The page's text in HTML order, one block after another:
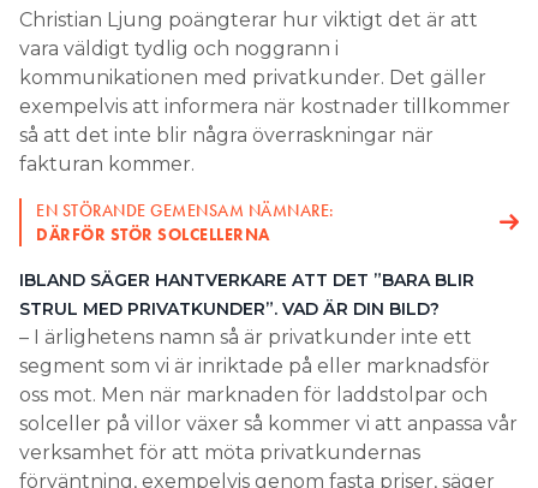
Christian Ljung poängterar hur viktigt det är att
vara väldigt tydlig och noggrann i
kommunikationen med privatkunder. Det gäller
exempelvis att informera när kostnader tillkommer
så att det inte blir några överraskningar när
fakturan kommer.
EN STÖRANDE GEMENSAM NÄMNARE:
DÄRFÖR STÖR SOLCELLERNA
IBLAND SÄGER HANTVERKARE ATT DET ”BARA BLIR
STRUL MED PRIVATKUNDER”. VAD ÄR DIN BILD?
– I ärlighetens namn så är privatkunder inte ett
segment som vi är inriktade på eller marknadsför
oss mot. Men när marknaden för laddstolpar och
solceller på villor växer så kommer vi att anpassa vår
verksamhet för att möta privatkundernas
förväntning, exempelvis genom fasta priser, säger